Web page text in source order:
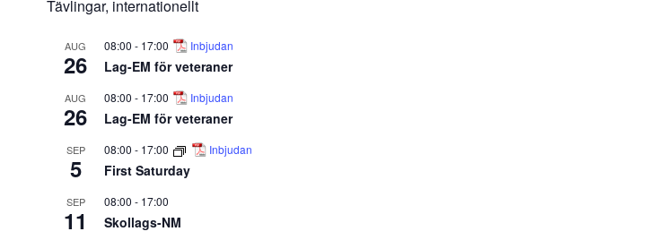
Tävlingar, internationellt
AUG
26
08:00 - 17:00 Inbjudan
Lag-EM för veteraner
AUG
26
08:00 - 17:00 Inbjudan
Lag-EM för veteraner
SEP
5
08:00 - 17:00 Inbjudan
First Saturday
SEP
11
08:00 - 17:00
Skollags-NM